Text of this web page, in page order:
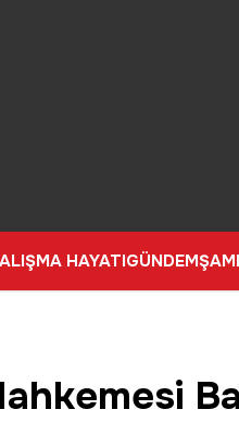
HAYATIGÜNDEM